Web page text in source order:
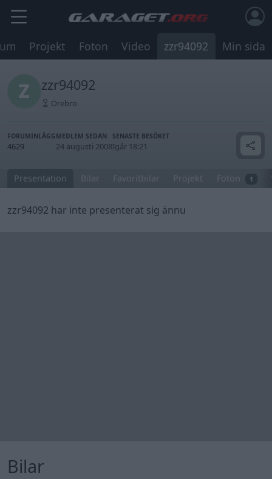
Projekt Foton Video zzr94092 Min sida
zzr94092
Örebro
FORUMINLÄGG
4629
MEDLEM SEDAN
24 augusti 2008
SENASTE BESÖKET
Igår 18:21
Presentation Bilar Favoritbilar Projekt Foton 1
zzr94092 har inte presenterat sig ännu
Bilar